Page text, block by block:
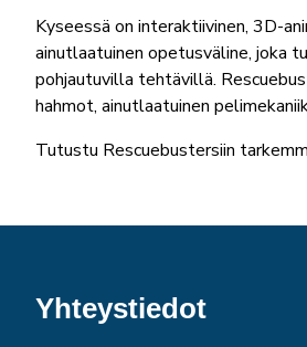
Kyseessä on interaktiivinen, 3D-
ainutlaatuinen opetusväline, joka
pohjautuvilla tehtävillä.
hahmot, ainutlaatuinen
Tutustu Rescuebustersiin
Yhteystiedot